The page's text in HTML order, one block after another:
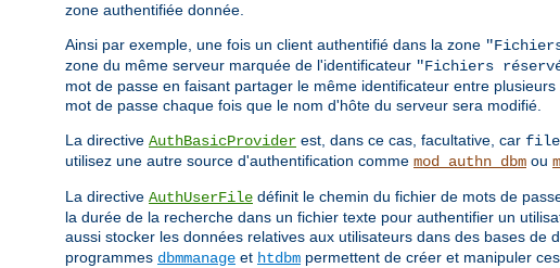
zone authentifiée donnée.
Ainsi par exemple, une fois un client authentifié dans la zone
zone du même serveur marquée de l'identificateur "Fichiers
mot de passe en faisant partager le même identificateur entre
mot de passe chaque fois que le nom d'hôte du serveur sera modifié.
La directive AuthBasicProvider est, dans ce cas, facultative, car file
utilisez une autre source d'authentification comme mod_authn_dbm ou
La directive AuthUserFile définit le chemin du fichier de mots de
la durée de la recherche dans un fichier texte pour authentifier un
aussi stocker les données relatives aux utilisateurs dans des bases de
programmes dbmmanage et htdbm permettent de créer et manipuler